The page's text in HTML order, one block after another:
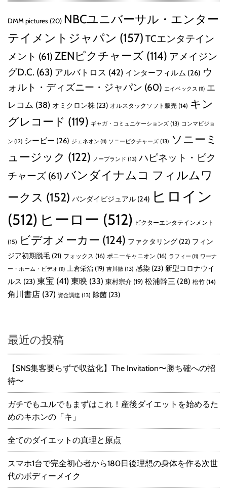
DMM pictures (20) NBCユニバーサル・エンター
テイメントジャパン (157) TCエンタテイン
メント (61) ZENピクチャーズ (114) アメイジン
グD.C. (63) アルバトロス (42) インターフィルム (26) ウ
ォルト・ディズニー・ジャパン (60) エイベックス (11) エ
レコム (38) オミクロン株 (23) オルスタックソフト販売 (14) キン
グレコード (119) ギャガ・コミュニケーションズ (13) コンマビジョ
ン (12) シービー (26) ジェネオン (11) ソニーピクチャーズ (13) ソニーミ
ュージック (122) ノーブランド (13) ハピネット・ピク
チャーズ (61) バンダイナムコ フィルムワ
ークス (152) バンダイビジュアル (24) ヒロイン
(512) ヒーロー (512) ビクターエンタテインメント
(15) ビデオメーカー (124) ファクタリング (22) フィン
ジア初期脱毛 (21) フォックス (16) ポニーキャニオン (16) ラフィー (11) ワーナ
ー・ホーム・ビデオ (11) 上倉栄治 (19) 吉川徹 (13) 感染 (23) 新型コロナウイ
ルス (23) 東宝 (41) 東映 (33) 東村宗介 (19) 松浦幹三 (28) 松竹 (14)
角川書店 (37) 資金調達 (13) 除菌 (23)
最近の投稿
【SNS集客要らずで収益化】The Invitation〜勝ち確への招
待〜
ガチでもユルでもまずはこれ！産後ダイエットを始めるた
めのキホンの「キ」
全てのダイエットの真理と原点
スマホ1台で完全初心者から180日後理想の身体を作る次世
代のボディーメイク